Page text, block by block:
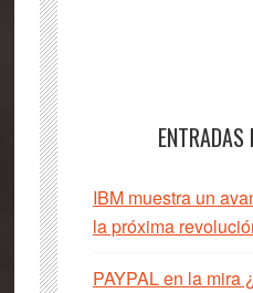
ENTRADAS
IBM muestra un
la próxima
PAYPAL en la mira